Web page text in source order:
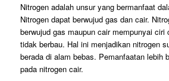
Nitrogen adalah unsur yang bermanfaat
Nitrogen dapat berwujud gas dan cair.
berwujud gas maupun cair mempunyai ciri
tidak berbau. Hal ini menjadikan nitrogen
berada di alam bebas. Pemanfaatan lebih
pada nitrogen cair.